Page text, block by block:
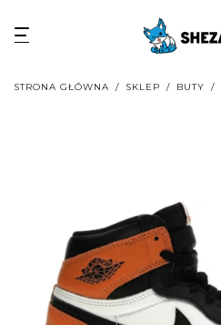
STRONA GŁÓWNA / SKLEP / BUTY /